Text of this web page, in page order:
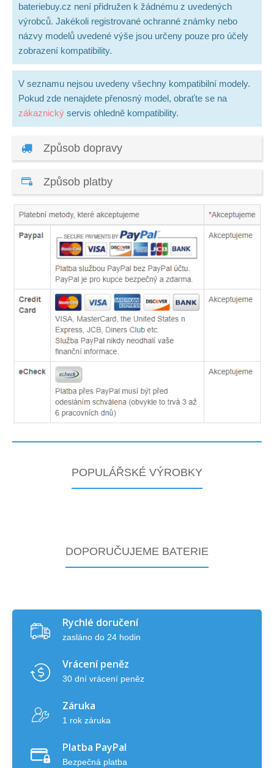
bateriebuy.cz není přidružen k žádnému z uvedených
výrobců. Jakékoli registrované ochranné známky nebo
názvy modelů uvedené výše jsou určeny pouze pro účely
zobrazení kompatibility.
V seznamu nejsou uvedeny všechny kompatibilní modely.
Pokud zde nenajdete přenosný model, obraťte se na
zákaznický servis ohledně kompatibility.
Způsob dopravy
Způsob platby
POPULÁŘSKÉ VÝROBKY
DOPORUČUJEME BATERIE
Rychlé doručení
zasláno do 24 hodin
Vrácení peněz
30 dní vrácení peněz
Záruka
1 rok záruka
Platba PayPal
Bezpečná platba